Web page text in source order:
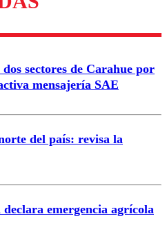
Enviar comentario
sectores de Carahue por
mensajería SAE
del país: revisa la
emergencia agrícola